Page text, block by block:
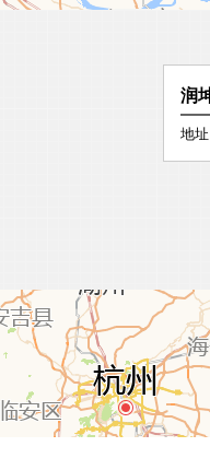
润
地